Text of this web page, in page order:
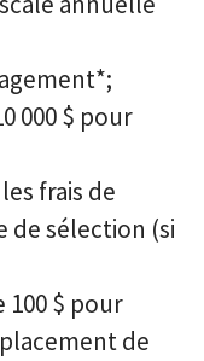
000 $ pour
frais de
de sélection (si
$ pour
de